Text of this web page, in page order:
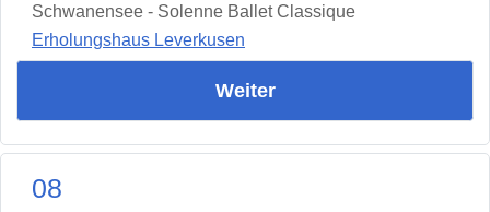
Schwanensee - Solenne Ballet Classique
Erholungshaus Leverkusen
Weiter
08